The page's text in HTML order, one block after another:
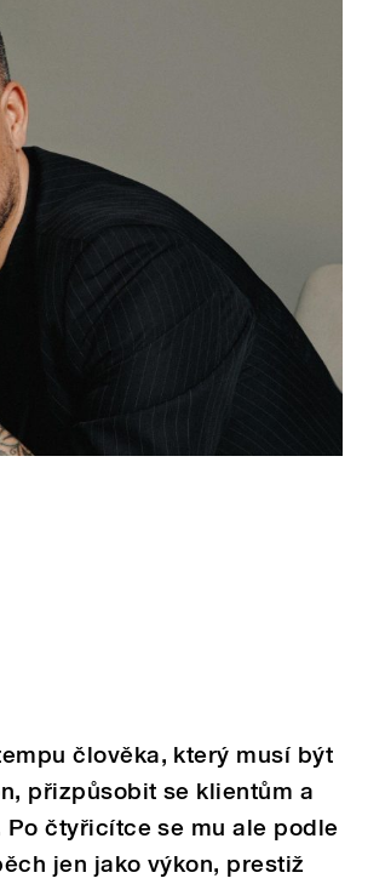
člověka, který musí být
přizpůsobit se klientům a
čtyřicítce se mu ale podle
jen jako výkon, prestiž